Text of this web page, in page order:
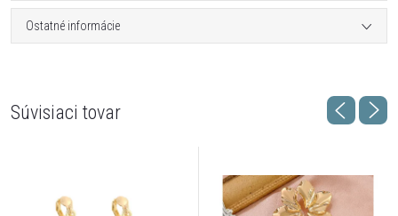
Ostatné informácie
Súvisiaci tovar